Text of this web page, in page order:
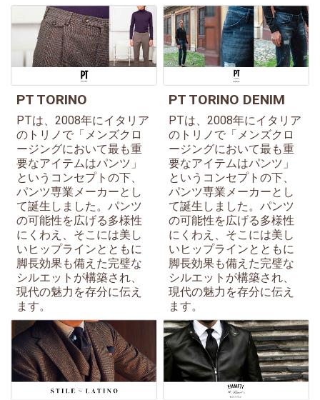
PT TORINO
PTは、2008年にイタリア
のトリノで「メンズクロ
ージングにおいて最も重
要なアイテムはパンツ」
というコンセプトの下、
パンツ専業メーカーとし
て誕生しました。パンツ
の可能性を広げる多様性
にくわえ、そこには美し
いヒップラインとともに
脚長効果も備えた完璧な
シルエットが構築され、
現代の魅力を存分に伝え
ます。
PT TORINO DENIM
PTは、2008年にイタリア
のトリノで「メンズクロ
ージングにおいて最も重
要なアイテムはパンツ」
というコンセプトの下、
パンツ専業メーカーとし
て誕生しました。パンツ
の可能性を広げる多様性
にくわえ、そこには美し
いヒップラインとともに
脚長効果も備えた完璧な
シルエットが構築され、
現代の魅力を存分に伝え
ます。